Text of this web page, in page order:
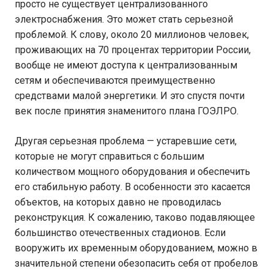
просто не существует централизованного
электроснабжения. Это может стать серьезной
проблемой. К слову, около 20 миллионов человек,
проживающих на 70 процентах территории России,
вообще не имеют доступа к централизованным
сетям и обеспечиваются преимущественно
средствами малой энергетики. И это спустя почти
век после принятия знаменитого плана ГОЭЛРО.
Другая серьезная проблема — устаревшие сети,
которые не могут справиться с большим
количеством мощного оборудования и обеспечить
его стабильную работу. В особенности это касается
объектов, на которых давно не проводилась
реконструкция. К сожалению, таково подавляющее
большинство отечественных стадионов. Если
вооружить их временным оборудованием, можно в
значительной степени обезопасить себя от пробелов